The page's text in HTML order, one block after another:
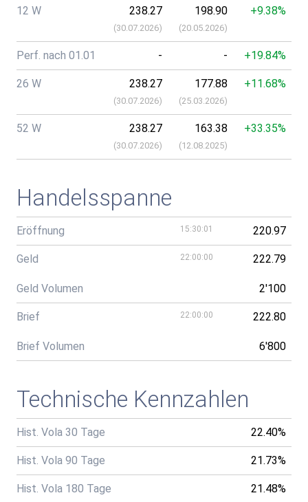
12 W 238.27
(30.07.2026)
198.90
(20.05.2026)
+9.38%
Perf. nach 01.01 - - +19.84%
26 W 238.27
(30.07.2026)
177.88
(25.03.2026)
+11.68%
52 W 238.27
(30.07.2026)
163.38
(12.08.2025)
+33.35%
Handelsspanne
Eröffnung 15:30:01 220.97
Geld 22:00:00 222.79
Geld Volumen 2'100
Brief 22:00:00 222.80
Brief Volumen 6'800
Technische Kennzahlen
Hist. Vola 30 Tage 22.40%
Hist. Vola 90 Tage 21.73%
Hist. Vola 180 Tage 21.48%